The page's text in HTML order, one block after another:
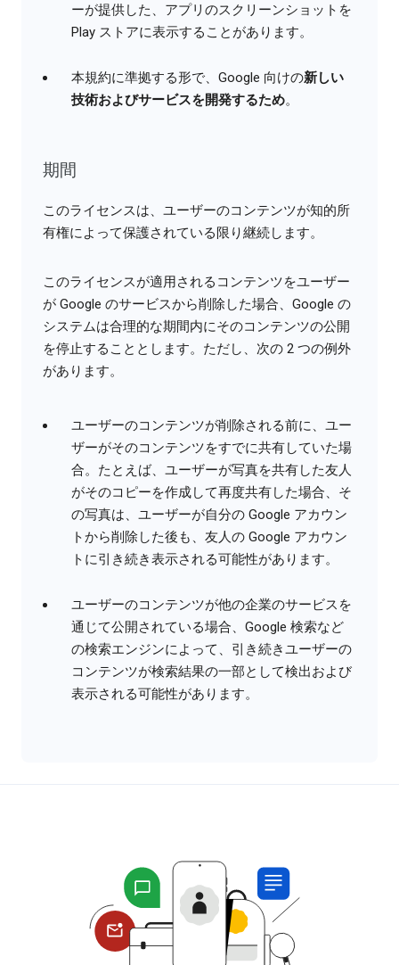
ーが提供した、アプリのスクリーンショットを
Play ストアに表示することがあります。
本規約に準拠する形で、Google 向けの新しい
技術およびサービスを開発するため。
期間
このライセンスは、ユーザーのコンテンツが知的所
有権によって保護されている限り継続します。
このライセンスが適用されるコンテンツをユーザー
が Google のサービスから削除した場合、Google の
システムは合理的な期間内にそのコンテンツの公開
を停止することとします。ただし、次の 2 つの例外
があります。
ユーザーのコンテンツが削除される前に、ユー
ザーがそのコンテンツをすでに共有していた場
合。たとえば、ユーザーが写真を共有した友人
がそのコピーを作成して再度共有した場合、そ
の写真は、ユーザーが自分の Google アカウン
トから削除した後も、友人の Google アカウン
トに引き続き表示される可能性があります。
ユーザーのコンテンツが他の企業のサービスを
通じて公開されている場合、Google 検索など
の検索エンジンによって、引き続きユーザーの
コンテンツが検索結果の一部として検出および
表示される可能性があります。